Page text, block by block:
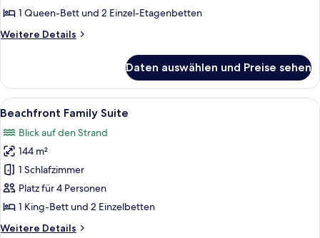
1 Queen-Bett und 2 Einzel-Etagenbetten
Weitere Details
Weitere
2 Schlafzimmer
Daten auswählen und Preise sehen
Alle
Fotos
für
Beachfront
Family
Suite
anzeigen
Ein geräumiger Raum mit einem
12
Beachfront Family Suite
Blick auf den Strand
144 m²
1 Schlafzimmer
Platz für 4 Personen
1 King-Bett und 2 Einzelbetten
Weitere Details
Weitere